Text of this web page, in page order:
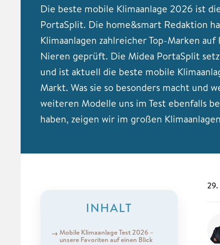
Die beste mobile Klimaanlage 2026 ist
PortaSplit. Die home&smart Redaktion
Klimaanlagen zahlreicher Top-Marken auf
Nieren geprüft. Die Midea PortaSplit
und ist aktuell die beste mobile
Markt. Was sie so besonders macht und
weiteren Modelle uns im Test ebenfalls
haben, zeigen wir im großen
INHALT
Mobile Klimaanlage Test 2026 –
unsere Favoriten auf einen Blick